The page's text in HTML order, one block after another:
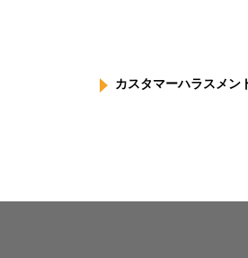
カスタマーハラスメン